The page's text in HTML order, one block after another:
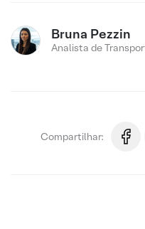
Bruna Pezzin
Analista de
Compartilhar: